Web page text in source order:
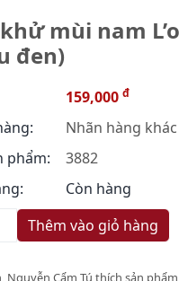
mùi nam
đen)
159,000 đ
Nhãn hàng khác
phẩm:
3882
Còn hàng
Thêm vào giỏ hàng
Nguyễn Cẩm Tú thích sản